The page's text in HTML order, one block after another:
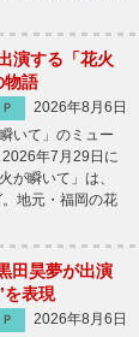
演する「花火
物語
2026年8月6日
いて」のミュー
年7月29日に
が瞬いて」は、
地元・福岡の花
田昊夢が出演
を表現
2026年8月6日